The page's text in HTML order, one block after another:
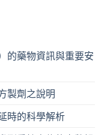
的藥物資訊與重要安
製劑之說明
時的科學解析